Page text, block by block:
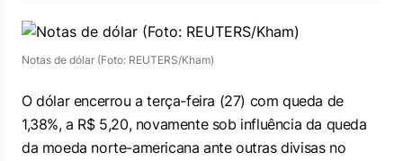
Notas de dólar (Foto: REUTERS/Kham)
O dólar encerrou a terça-feira (27) com queda de
1,38%, a R$ 5,20, novamente sob influência da queda
da moeda norte-americana ante outras divisas no